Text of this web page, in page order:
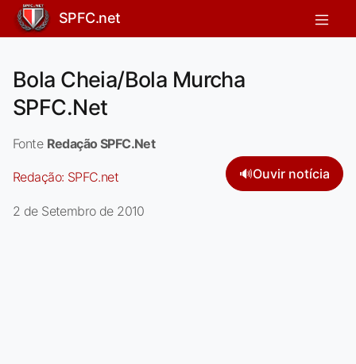
SPFC.net
Bola Cheia/Bola Murcha
SPFC.Net
Fonte Redação SPFC.Net
Redação: SPFC.net 🔊Ouvir notícia
2 de Setembro de 2010